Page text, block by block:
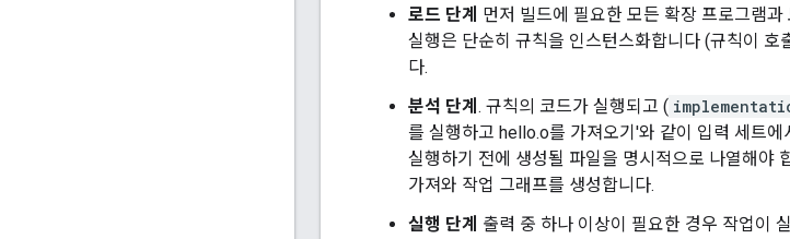
로드 단계 먼저 빌드에 필요한 모든 확장 프로그램과
실행은 단순히 규칙을 인스턴스화합니다 (규칙이 호
다.
분석 단계 . 규칙의 코드가 실행되고 (
를 실행하고 hello.o를 가져오기'와 같이 입력 세트
실행하기 전에 생성될 파일을 명시적으로 나열해야
가져와 작업 그래프를 생성합니다.
실행 단계
출력 중 하나 이상이 필요한 경우 작업이